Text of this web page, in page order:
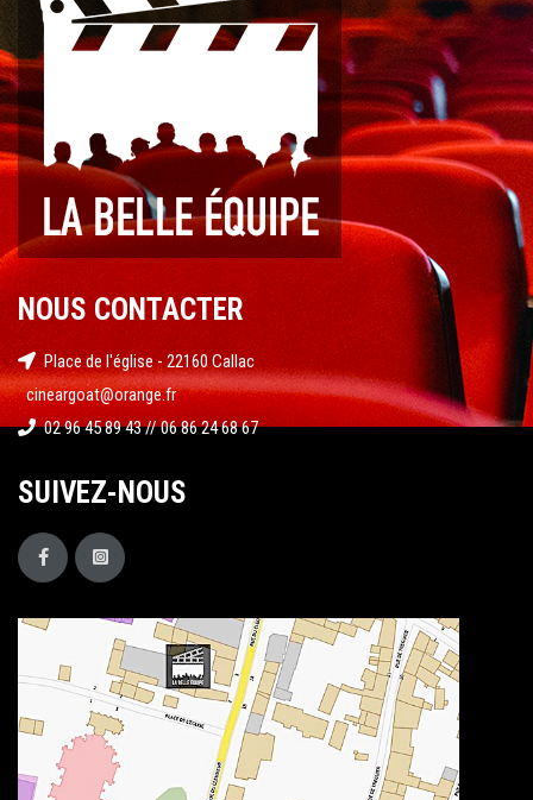
NOUS CONTACTER
Place de l'église - 22160 Callac
cineargoat@orange.fr
02 96 45 89 43 // 06 86 24 68 67
SUIVEZ-NOUS